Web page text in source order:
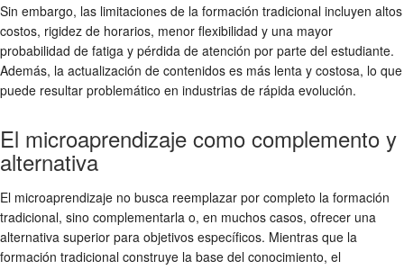
Sin embargo, las limitaciones de la formación tradicional incluyen altos
costos, rigidez de horarios, menor flexibilidad y una mayor
probabilidad de fatiga y pérdida de atención por parte del estudiante.
Además, la actualización de contenidos es más lenta y costosa, lo que
puede resultar problemático en industrias de rápida evolución.
El microaprendizaje como complemento y
alternativa
El microaprendizaje no busca reemplazar por completo la formación
tradicional, sino complementarla o, en muchos casos, ofrecer una
alternativa superior para objetivos específicos. Mientras que la
formación tradicional construye la base del conocimiento, el